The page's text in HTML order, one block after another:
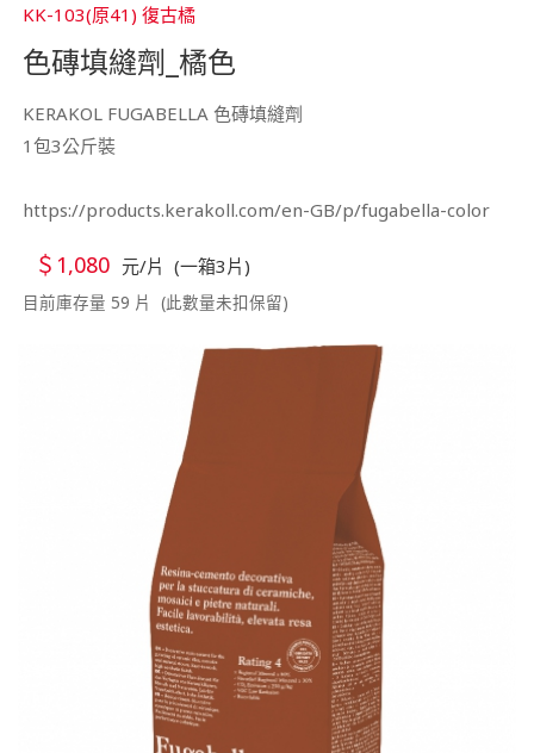
KK-103(原41) 復古橘
色磚填縫劑_橘色
KERAKOL FUGABELLA 色磚填縫劑
1包3公斤裝
https://products.kerakoll.com/en-GB/p/fugabella-color
＄1,080 元/片 (一箱3片)
目前庫存量 59 片 (此數量未扣保留)